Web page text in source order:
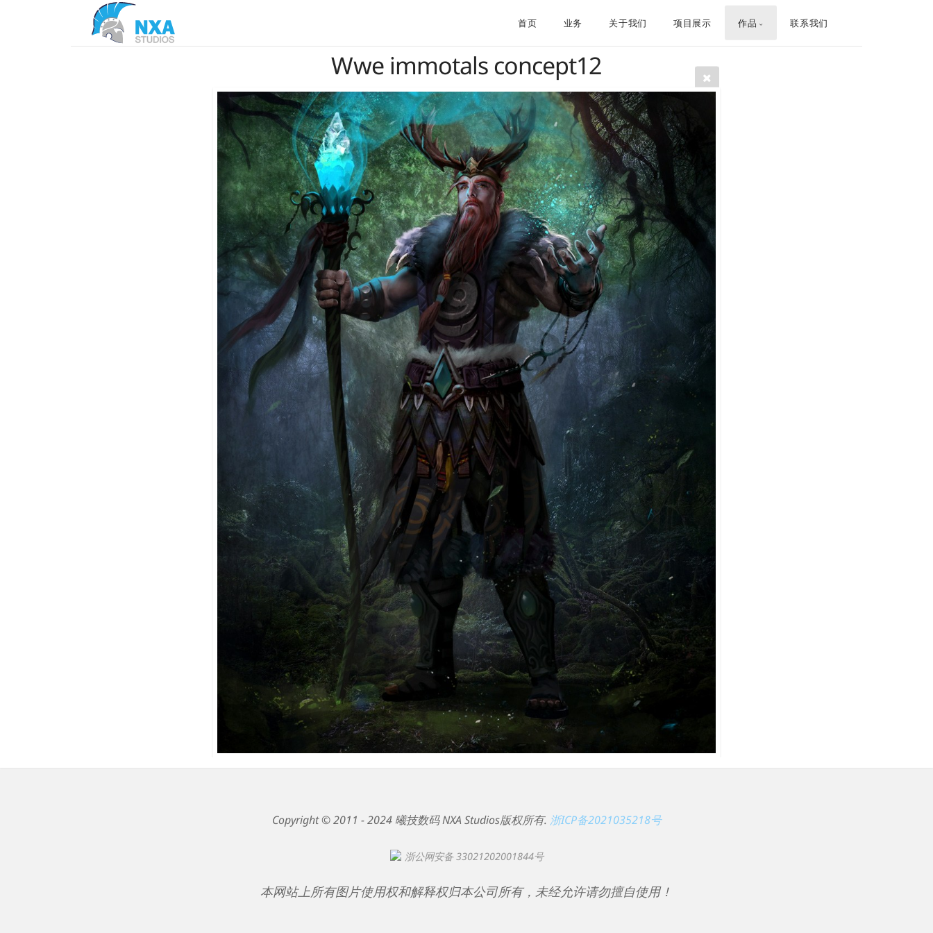
首页 业务 关于我们 项目展示 作品 联系我们
Wwe immotals concept12
Copyright © 2011 - 2024 曦技数码 NXA Studios版权所有. 浙ICP备2021035218号
浙公网安备 33021202001844号
本网站上所有图片使用权和解释权归本公司所有，未经允许请勿擅自使用！